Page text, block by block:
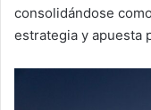
consolidándose
estrategia y apuesta